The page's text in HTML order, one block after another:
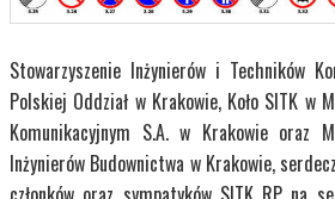
Stowarzyszenie Inżynierów i Techników
Polskiej Oddział w Krakowie, Koło SITK
Komunikacyjnym S.A. w Krakowie oraz
Inżynierów Budownictwa w Krakowie,